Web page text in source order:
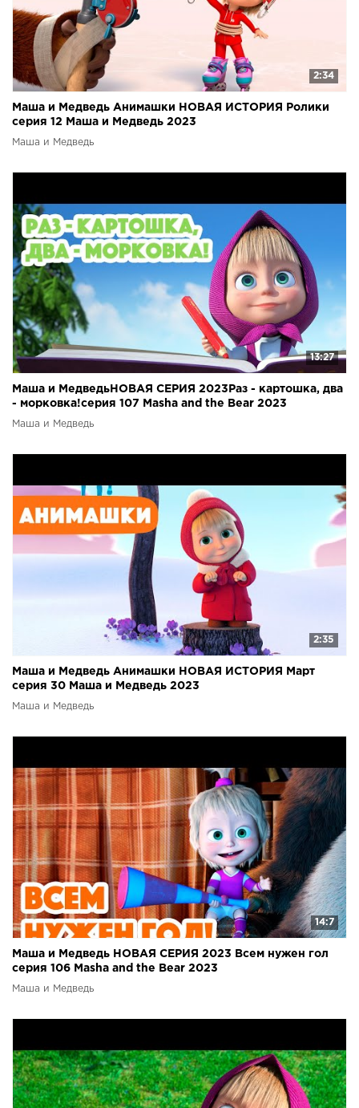
2:34
Маша и Медведь Анимашки НОВАЯ ИСТОРИЯ Ролики
серия 12 Маша и Медведь 2023
Маша и Медведь
13:27
Маша и МедведьНОВАЯ СЕРИЯ 2023Раз - картошка, два
- морковка!серия 107 Masha and the Bear 2023
Маша и Медведь
2:35
Маша и Медведь Анимашки НОВАЯ ИСТОРИЯ Март
серия 30 Маша и Медведь 2023
Маша и Медведь
14:7
Маша и Медведь НОВАЯ СЕРИЯ 2023 Всем нужен гол
серия 106 Masha and the Bear 2023
Маша и Медведь